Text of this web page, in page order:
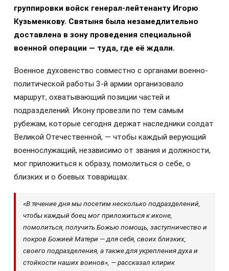
группировки войск генерал-лейтенанту Игорю
Кузьменкову. Святыня была незамедлительно
доставлена в зону проведения специальной
военной операции — туда, где её ждали.
Военное духовенство совместно с органами военно-
политической работы 3-й армии организовало
маршрут, охватывающий позиции частей и
подразделений. Икону провезли по тем самым
рубежам, которые сегодня держат наследники солдат
Великой Отечественной, — чтобы каждый верующий
военнослужащий, независимо от звания и должности,
мог приложиться к образу, помолиться о себе, о
близких и о боевых товарищах.
«В течение дня мы посетим несколько подразделений,
чтобы каждый боец мог приложиться к иконе,
помолиться, получить Божью помощь, заступничество и
покров Божией Матери — для себя, своих близких,
своего подразделения, а также для укрепления духа и
стойкости наших воинов», — рассказал клирик